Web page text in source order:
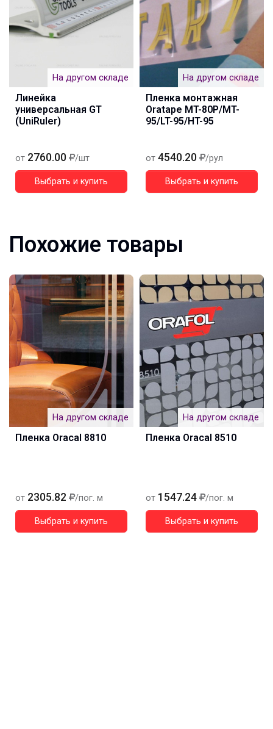
На другом складе
Линейка
универсальная GT
(UniRuler)
от 2760.00 /шт
Выбрать и купить
На другом складе
Пленка монтажная
Oratape MT-80P/MT-
95/LT-95/HT-95
от 4540.20 /рул
Выбрать и купить
Похожие товары
На другом складе
Пленка Oracal 8810
от 2305.82 /пог. м
Выбрать и купить
На другом складе
Пленка Oracal 8510
от 1547.24 /пог. м
Выбрать и купить